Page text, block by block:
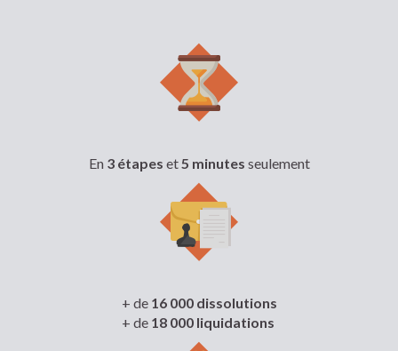
En 3 étapes et5 minutes seulement
+ de 16 000 dissolutions
+ de18 000 liquidations